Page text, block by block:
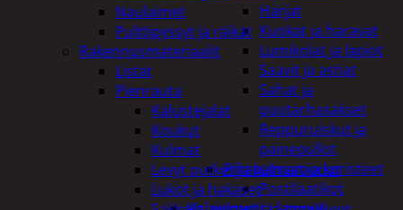
Harjat
Kuokat ja haravat
Lumikolat ja lapiot
Saavit ja astiat
Sahat ja
puutarhasakset
Reppuruiskut ja
painepullot
Pihapatsaat ja koristeet
Postilaatikot
Naulaimet
Pulttipyssyt ja räikät
Rakennusmateriaalit
Listat
Pienrauta
Kalustejalat
Koukut
Kulmat
Levyt putket ja kulmaraudat
Lukot ja hakaset